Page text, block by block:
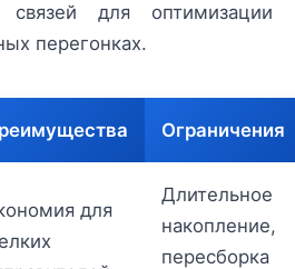
связей для оптимизации
перегонках.
Ограничения
для
Длительное
накопление,
пересборка